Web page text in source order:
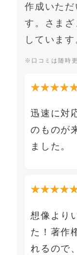
作成いた
す。さま
しています
※口コミは随時
迅速に対
のものが
ました。
想像より
た！著作
れるので